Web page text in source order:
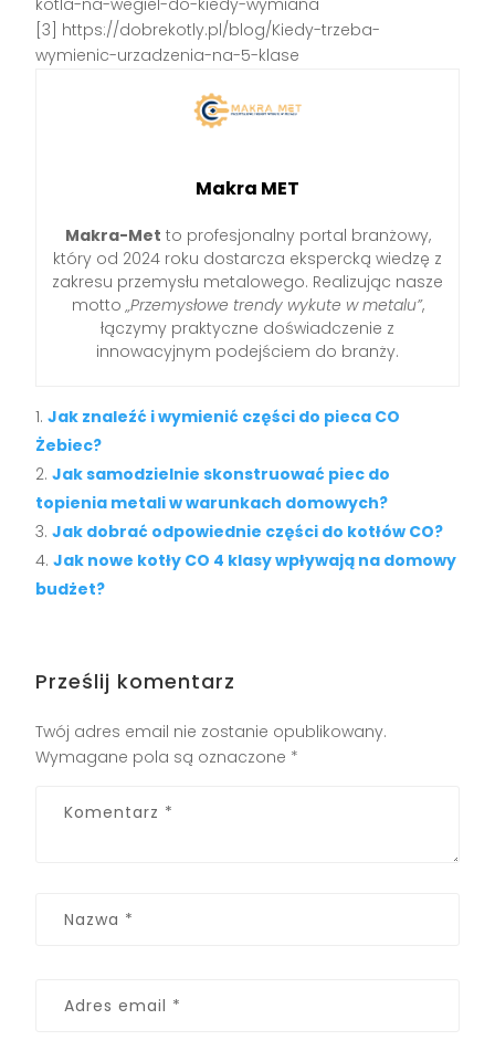
kotla-na-wegiel-do-kiedy-wymiana
[3] https://dobrekotly.pl/blog/Kiedy-trzeba-
wymienic-urzadzenia-na-5-klase
Makra MET
Makra-Met to profesjonalny portal branżowy,
który od 2024 roku dostarcza ekspercką wiedzę z
zakresu przemysłu metalowego. Realizując nasze
motto„Przemysłowe trendy wykute w metalu”,
łączymy praktyczne doświadczenie z
innowacyjnym podejściem do branży.
Jak znaleźć i wymienić części do pieca CO
Żebiec?
Jak samodzielnie skonstruować piec do
topienia metali w warunkach domowych?
Jak dobrać odpowiednie części do kotłów CO?
Jak nowe kotły CO 4 klasy wpływają na domowy
budżet?
Prześlij komentarz
Twój adres email nie zostanie opublikowany.
Wymagane pola są oznaczone *